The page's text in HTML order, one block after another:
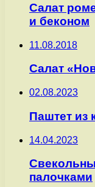
Салат
и беконом
11.08.2018
Салат
02.08.2023
Паштет из
14.04.2023
палочками